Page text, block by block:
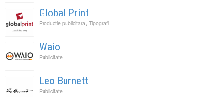
Global Print
Productie publicitara, Tipografii
Waio
Publicitate
Leo Burnett
Publicitate